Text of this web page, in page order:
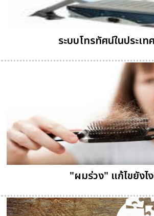
ระบบโทรทัศน์ในประเท
"ผมร่วง" แก้ไขยังไ